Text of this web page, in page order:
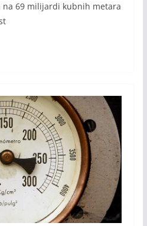
na 69 milijardi kubnih metara